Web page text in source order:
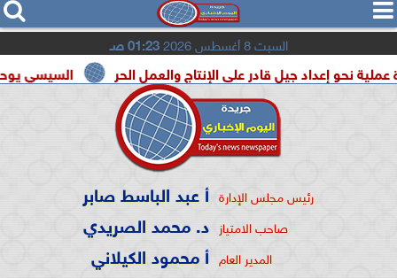
  
السبت 8 أغسطس 2026 01:23 صـ
السيسي يوحد السودان جيل قادر على الإنتاج والعمل الحر
رئيس مجلس الإدارة أ عبد الباسط صابر
صاحب الامتياز د. محمد الصريدي
المدير العام أ محمود الكيلاني